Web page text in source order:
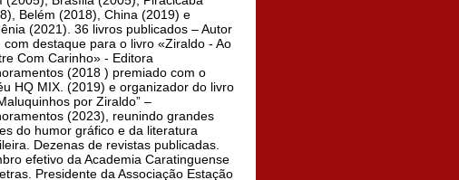
Belém (2018), China (2019) e
(2021). 36 livros publicados – Autor
com destaque para o livro «Ziraldo - Ao
Com Carinho» - Editora
(2018 ) premiado com o
HQ MIX. (2019) e organizador do livro
por Ziraldo” –
(2023), reunindo grandes
do humor gráfico e da literatura
Dezenas de revistas publicadas.
efetivo da Academia Caratinguense
Presidente da Associação Estação